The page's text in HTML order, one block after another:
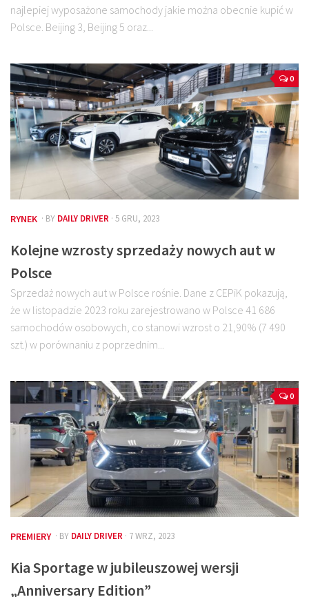
najlepiej wyposażone samochody jakie można obecnie kupić w
Polsce. Beijing 3, Beijing 5 oraz...
0
RYNEK · BY DAILY DRIVER · 5 GRU, 2023
Kolejne wzrosty sprzedaży nowych aut w
Polsce
Sprzedaż nowych aut w Polsce rośnie. Dane z CEPiK pokazują,
że w listopadzie 2023 roku zarejestrowano w Polsce 41 686
samochodów osobowych, co stanowi wzrost o 21,90% (7 490
szt.) w porównaniu z poprzednim...
0
PREMIERY · BY DAILY DRIVER · 7 WRZ, 2023
Kia Sportage w jubileuszowej wersji
„Anniversary Edition”